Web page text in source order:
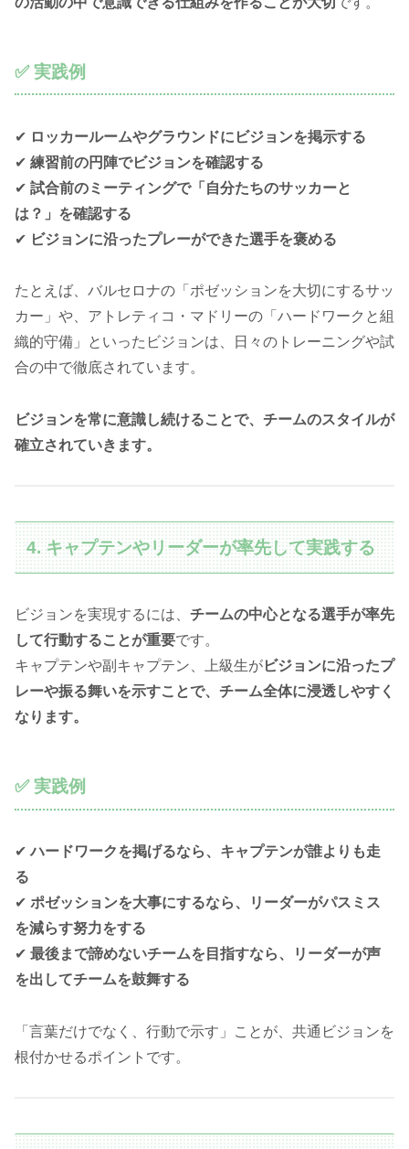
✅ 実践例
✔ ロッカールームやグラウンドにビジョンを掲示する
✔ 練習前の円陣でビジョンを確認する
✔ 試合前のミーティングで「自分たちのサッカーと
は？」を確認する
✔ ビジョンに沿ったプレーができた選手を褒める
たとえば、バルセロナの「ポゼッションを大切にするサッ
カー」や、アトレティコ・マドリーの「ハードワークと組
織的守備」といったビジョンは、日々のトレーニングや試
合の中で徹底されています。
ビジョンを常に意識し続けることで、チームのスタイルが
確立されていきます。
4. キャプテンやリーダーが率先して実践する
ビジョンを実現するには、 チームの中心となる選手が率先
して行動することが重要です。
キャプテンや副キャプテン、上級生がビジョンに沿ったプ
レーや振る舞いを示すことで、チーム全体に浸透しやすく
なります。
✅ 実践例
✔ハードワークを掲げるなら、キャプテンが誰よりも走
る
✔ ポゼッションを大事にするなら、リーダーがパスミス
を減らす努力をする
✔ 最後まで諦めないチームを目指すなら、リーダーが声
を出してチームを鼓舞する
「言葉だけでなく、行動で示す」ことが、共通ビジョンを
根付かせるポイントです。